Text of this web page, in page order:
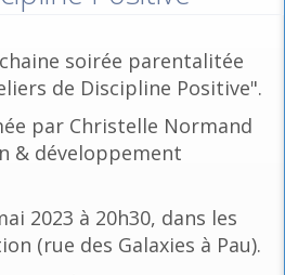
soirée parentalitée
de Discipline Positive".
par Christelle Normand
& développement
2023 à 20h30, dans les
(rue des Galaxies à Pau).